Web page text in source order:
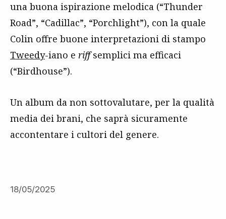
una buona ispirazione melodica (“Thunder
Road”, “Cadillac”, “Porchlight”), con la quale
Colin offre buone interpretazioni di stampo
Tweedy-iano e riffsemplici ma efficaci
(“Birdhouse”).
Un album da non sottovalutare, per la qualità
media dei brani, che saprà sicuramente
accontentare i cultori del genere.
18/05/2025